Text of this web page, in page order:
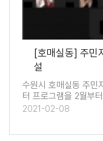
[호매실동] 주민
설
수원시 호매실동 주민
터 프로그램을 2월부
2021-02-08